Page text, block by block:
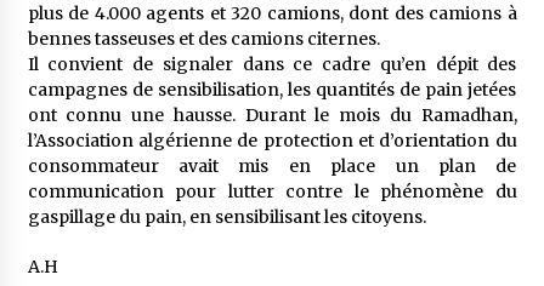
plus de 4.000 agents et 320 camions, dont des camions à
bennes tasseuses et des camions citernes.
Il convient de signaler dans ce cadre qu’en dépit des
campagnes de sensibilisation, les quantités de pain jetées
ont connu une hausse. Durant le mois du Ramadhan,
l’Association algérienne de protection et d’orientation du
consommateur avait mis en place un plan de
communication pour lutter contre le phénomène du
gaspillage du pain, en sensibilisant les citoyens.
A.H